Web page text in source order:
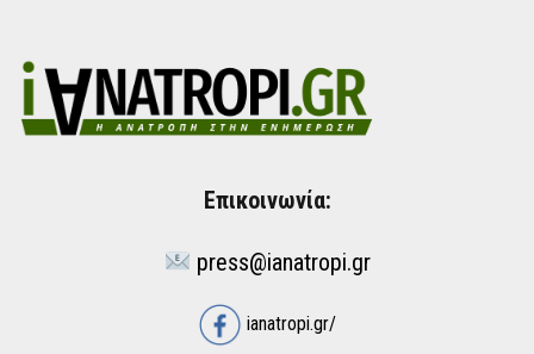
Επικοινωνία:
press@ianatropi.gr
ianatropi.gr/